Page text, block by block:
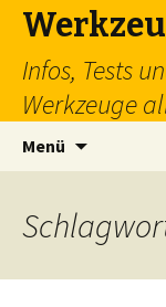
Infos, Tests
Werkzeuge
Menü